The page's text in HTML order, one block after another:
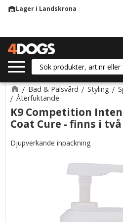
warehouseLager i Landskrona
Bad & Pälsvård Styling
Återfuktande
K9 Competition
Coat Cure - finns i
Djupverkande inpackning